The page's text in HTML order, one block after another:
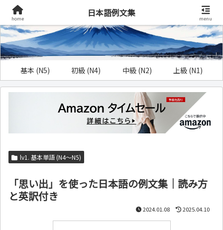
基本 (N5) 初級 (N4) 中級 (N2) 上級 (N1)
lv1. 基本単語 (N4～N5)
「思い出」を使った日本語の例文集｜読み方
と英訳付き
2024.01.08 2025.04.10
home
日本語例文集
menu